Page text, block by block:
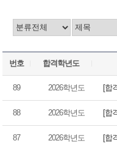
번호 합격학년도
89 2026학년도 [합
88 2026학년도 [합
87 2026학년도 [합